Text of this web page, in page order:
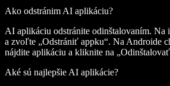
Ako odstránim AI aplikáciu?
AI aplikáciu odstránite odinštalovaním. Na
a zvoľte „Odstrániť appku“. Na Androide
nájdite aplikáciu a kliknite na
Aké sú najlepšie AI aplikácie?